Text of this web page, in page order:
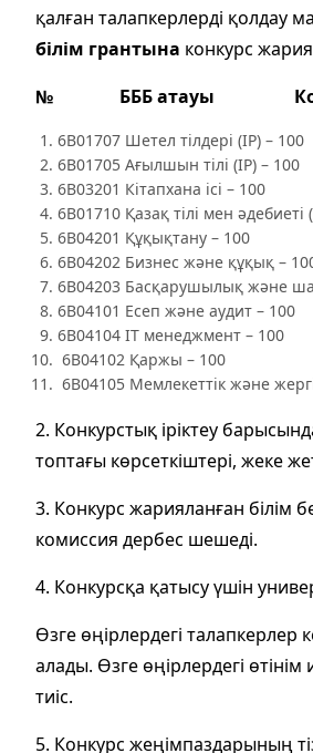
қалған талапкерлерді қолдау
білім грантына конкурс
№ БББ атауы
6В01707 Шетел тілдері (IP) – 100
6B01705 Ағылшын тілі (IP) – 100
6B03201 Кітапхана ісі – 100
6B01710 Қазақ тілі мен әдебиеті
6B04201 Құқықтану – 100
6B04202 Бизнес және құқық –
6B04203 Басқарушылық және
6B04101 Есеп және аудит – 100
6B04104 IT менеджмент – 100
6B04102 Қаржы – 100
6B04105 Мемлекеттік және
2. Конкурстық іріктеу
топтағы көрсеткіштері, жеке
3. Конкурс жарияланған білім
комиссия дербес шешеді.
4. Конкурсқа қатысу үшін
Өзге өңірлердегі талапкерлер
алады. Өзге өңірлердегі
тиіс.
5. Конкурс жеңімпаздарының